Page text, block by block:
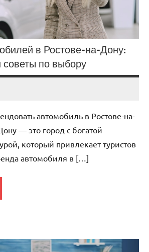
в Ростове-на-Дону:
советы по выбору
автомобиль в Ростове-на-
— это город с богатой
который привлекает туристов
автомобиля в […]